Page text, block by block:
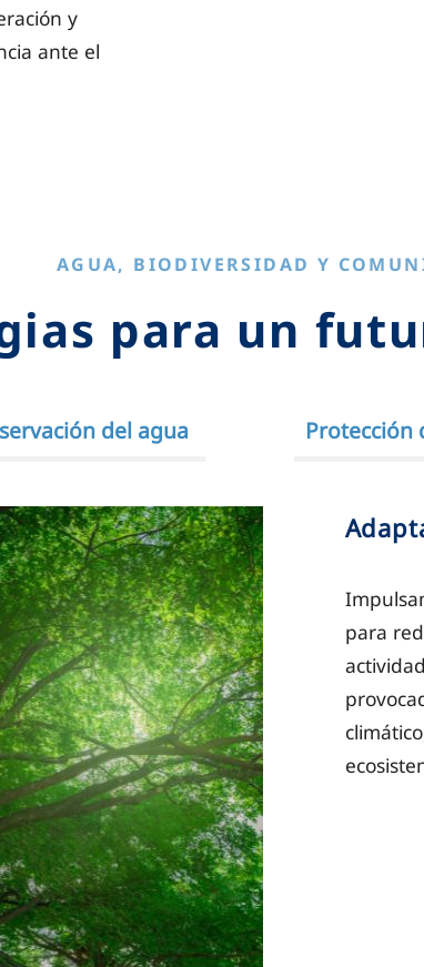
y
ante el
AGUA, BIODIVERSIDAD Y
para un
del agua Protección
para